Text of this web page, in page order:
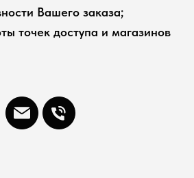
Вашего заказа;
точек доступа и магазинов